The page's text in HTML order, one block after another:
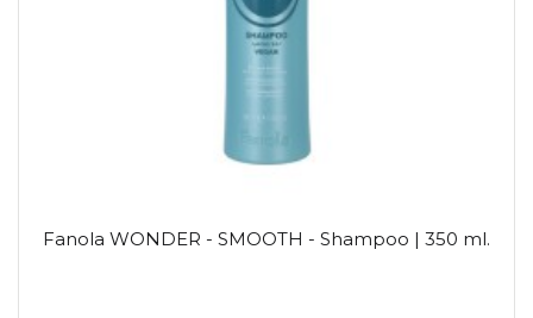
Fanola WONDER - SMOOTH - Shampoo | 350 ml.